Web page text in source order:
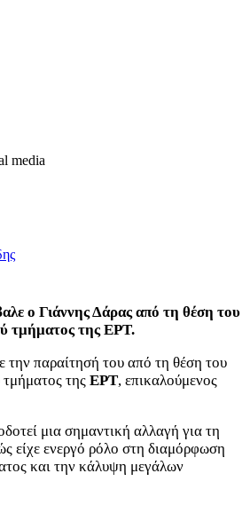
media
ο Γιάννης Δάρας από τη θέση του
τμήματος της ΕΡΤ.
την παραίτησή του από τη θέση του
της ΕΡΤ, επικαλούμενος
μια σημαντική αλλαγή για τη
είχε ενεργό ρόλο στη διαμόρφωση
και την κάλυψη μεγάλων